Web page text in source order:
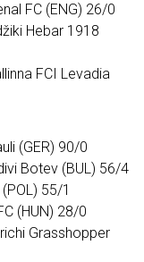
FC (ENG) 26/0
Hebar 1918
FCI Levadia
(GER) 90/0
Botev (BUL) 56/4
55/1
(HUN) 28/0
Grasshopper